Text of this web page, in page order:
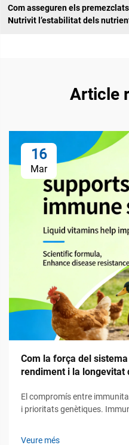
Com asseguren els
Nutrivit l’estabilitat dels
Article
16
Mar
Com la força del
rendiment i la longevitat
El compromís entre
i prioritats genètiques.
Veure més